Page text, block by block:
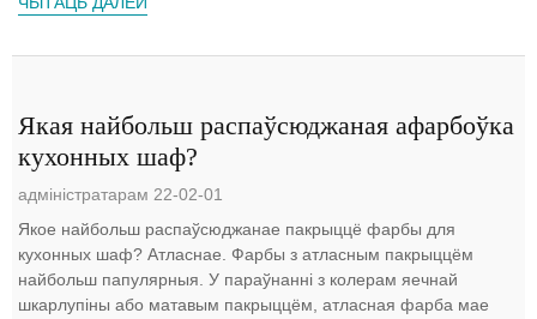
Якая найбольш распаўсюджаная афарбоўка
кухонных шаф?
адміністратарам 22-02-01
Якое найбольш распаўсюджанае пакрыццё фарбы для
кухонных шаф? Атласнае. Фарбы з атласным пакрыццём
найбольш папулярныя. У параўнанні з колерам яечнай
шкарлупіны або матавым пакрыццём, атласная фарба мае